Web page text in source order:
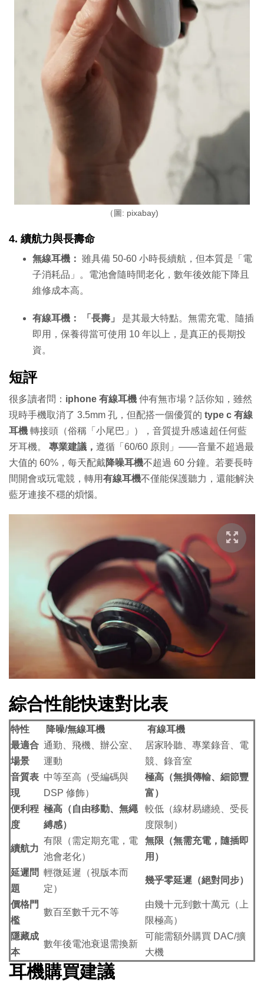
（圖: pixabay)
4. 續航力與長壽命
無線耳機： 雖具備 50-60 小時長續航，但本質是「電
子消耗品」。電池會隨時間老化，數年後效能下降且
維修成本高。
有線耳機： 「長壽」
是其最大特點。無需充電、隨插
即用，保養得當可使用 10 年以上，是真正的長期投
資。
短評
很多讀者問： iphone 有線耳機 仲有無市場？話你知，雖然
現時手機取消了 3.5mm 孔，但配搭一個優質的 type c 有線
耳機 轉接頭（俗稱「小尾巴」），音質提升感遠超任何藍
牙耳機。 專業建議， 遵循「60/60 原則」——音量不超過最
大值的 60%，每天配戴降噪耳機不超過 60 分鐘。若要長時
間開會或玩電競，轉用有線耳機不僅能保護聽力，還能解決
藍牙連接不穩的煩惱。
綜合性能快速對比表
特性 降噪/無線耳機
有線耳機
最適合
場景
通勤、飛機、辦公室、
運動
居家聆聽、專業錄音、電
競、錄音室
音質表
現
中等至高（受編碼與
DSP 修飾）
極高（無損傳輸、細節豐
富）
便利程
度
極高（自由移動、無繩
縛感）
較低（線材易纏繞、受長
度限制）
續航力
有限（需定期充電，電
池會老化）
無限（無需充電，隨插即
用）
延遲問
題
輕微延遲（視版本而
定）
幾乎零延遲（絕對同步）
價格門
檻
數百至數千元不等
由幾十元到數十萬元（上
限極高）
隱藏成
本
數年後電池衰退需換新
可能需額外購買 DAC/擴
大機
耳機購買建議